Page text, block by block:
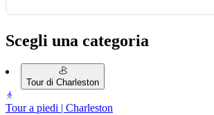
Scegli una categoria
Tour di Charleston
Tour a piedi | Charleston